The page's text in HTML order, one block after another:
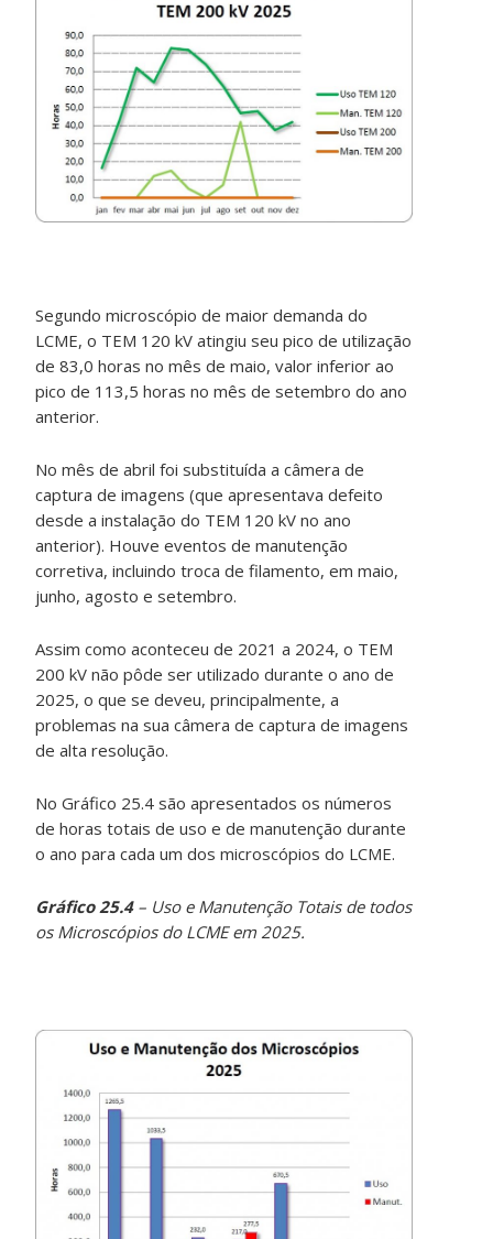
Segundo microscópio de maior demanda do
LCME, o TEM 120 kV atingiu seu pico de utilização
de 83,0 horas no mês de maio, valor inferior ao
pico de 113,5 horas no mês de setembro do ano
anterior.
No mês de abril foi substituída a câmera de
captura de imagens (que apresentava defeito
desde a instalação do TEM 120 kV no ano
anterior). Houve eventos de manutenção
corretiva, incluindo troca de filamento, em maio,
junho, agosto e setembro.
Assim como aconteceu de 2021 a 2024, o TEM
200 kV não pôde ser utilizado durante o ano de
2025, o que se deveu, principalmente, a
problemas na sua câmera de captura de imagens
de alta resolução.
No Gráfico 25.4 são apresentados os números
de horas totais de uso e de manutenção durante
o ano para cada um dos microscópios do LCME.
Gráfico 25.4– Uso e Manutenção Totais de todos
os Microscópios do LCME em 2025.